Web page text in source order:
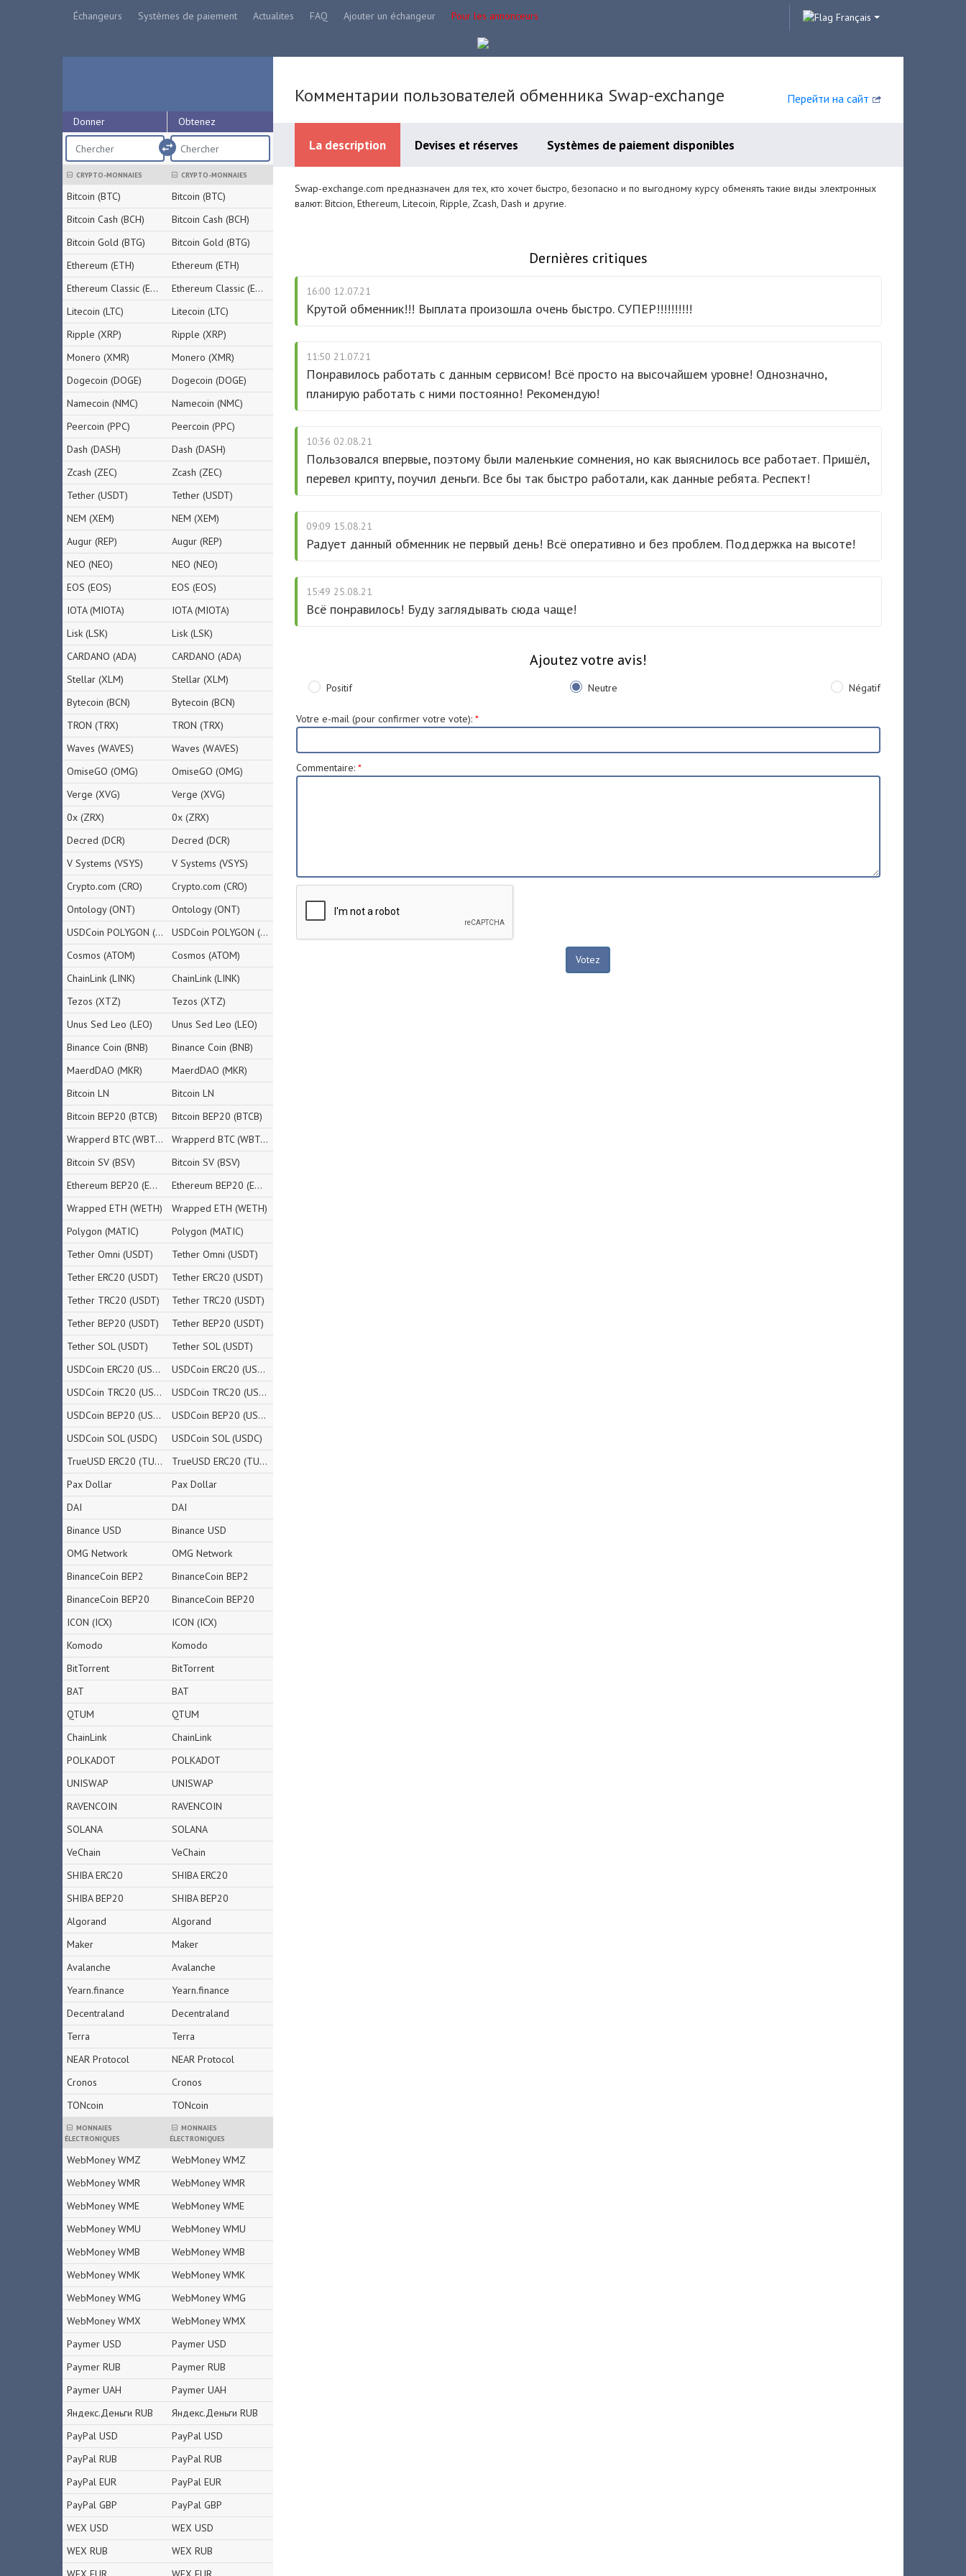
Échangeurs Systèmes de paiement Actualites FAQ Ajouter un échangeur Pour les annonceurs Français
Перейти на сайт
Комментарии пользователей обменника Swap-exchange
La description Devises et réserves Systèmes de paiement disponibles
Swap-exchange.com предназначен для тех, кто хочет быстро, безопасно и по выгодному курсу обменять такие виды электронных
валют: Bitcion, Ethereum, Litecoin, Ripple, Zcash, Dash и другие.
Dernières critiques
16:00 12.07.21
Крутой обменник!!! Выплата произошла очень быстро. СУПЕР!!!!!!!!!!
11:50 21.07.21
Понравилось работать с данным сервисом! Всё просто на высочайшем уровне! Однозначно,
планирую работать с ними постоянно! Рекомендую!
10:36 02.08.21
Пользовался впервые, поэтому были маленькие сомнения, но как выяснилось все работает. Пришёл,
перевел крипту, поучил деньги. Все бы так быстро работали, как данные ребята. Респект!
09:09 15.08.21
Радует данный обменник не первый день! Всё оперативно и без проблем. Поддержка на высоте!
15:49 25.08.21
Всё понравилось! Буду заглядывать сюда чаще!
Ajoutez votre avis!
Positif Neutre Négatif
Votre e-mail (pour confirmer votre vote): *
Commentaire: *
Donner Obtenez
import_export
CRYPTO-MONNAIES
Bitcoin (BTC)
Bitcoin Cash (BCH)
Bitcoin Gold (BTG)
Ethereum (ETH)
Ethereum Classic (ETC)
Litecoin (LTC)
Ripple (XRP)
Monero (XMR)
Dogecoin (DOGE)
Namecoin (NMC)
Peercoin (PPC)
Dash (DASH)
Zcash (ZEC)
Tether (USDT)
NEM (XEM)
Augur (REP)
NEO (NEO)
EOS (EOS)
IOTA (MIOTA)
Lisk (LSK)
CARDANO (ADA)
Stellar (XLM)
Bytecoin (BCN)
TRON (TRX)
Waves (WAVES)
OmiseGO (OMG)
Verge (XVG)
0x (ZRX)
Decred (DCR)
V Systems (VSYS)
Crypto.com (CRO)
Ontology (ONT)
USDCoin POLYGON (USDC)
Cosmos (ATOM)
ChainLink (LINK)
Tezos (XTZ)
Unus Sed Leo (LEO)
Binance Coin (BNB)
MaerdDAO (MKR)
Bitcoin LN
Bitcoin BEP20 (BTCB)
Wrapperd BTC (WBTC)
Bitcoin SV (BSV)
Ethereum BEP20 (ETH)
Wrapped ETH (WETH)
Polygon (MATIC)
Tether Omni (USDT)
Tether ERC20 (USDT)
Tether TRC20 (USDT)
Tether BEP20 (USDT)
Tether SOL (USDT)
USDCoin ERC20 (USDC)
USDCoin TRC20 (USDC)
USDCoin BEP20 (USDC)
USDCoin SOL (USDC)
TrueUSD ERC20 (TUSD)
Pax Dollar
DAI
Binance USD
OMG Network
BinanceCoin BEP2
BinanceCoin BEP20
ICON (ICX)
Komodo
BitTorrent
BAT
QTUM
ChainLink
POLKADOT
UNISWAP
RAVENCOIN
SOLANA
VeChain
SHIBA ERC20
SHIBA BEP20
Algorand
Maker
Avalanche
Yearn.finance
Decentraland
Terra
NEAR Protocol
Cronos
TONcoin
MONNAIES
ÉLECTRONIQUES
WebMoney WMZ
WebMoney WMR
WebMoney WME
WebMoney WMU
WebMoney WMB
WebMoney WMK
WebMoney WMG
WebMoney WMX
Paymer USD
Paymer RUB
Paymer UAH
Яндекс.Деньги RUB
PayPal USD
PayPal RUB
PayPal EUR
PayPal GBP
WEX USD
WEX RUB
CRYPTO-MONNAIES
Bitcoin (BTC)
Bitcoin Cash (BCH)
Bitcoin Gold (BTG)
Ethereum (ETH)
Ethereum Classic (ETC)
Litecoin (LTC)
Ripple (XRP)
Monero (XMR)
Dogecoin (DOGE)
Namecoin (NMC)
Peercoin (PPC)
Dash (DASH)
Zcash (ZEC)
Tether (USDT)
NEM (XEM)
Augur (REP)
NEO (NEO)
EOS (EOS)
IOTA (MIOTA)
Lisk (LSK)
CARDANO (ADA)
Stellar (XLM)
Bytecoin (BCN)
TRON (TRX)
Waves (WAVES)
OmiseGO (OMG)
Verge (XVG)
0x (ZRX)
Decred (DCR)
V Systems (VSYS)
Crypto.com (CRO)
Ontology (ONT)
USDCoin POLYGON (USDC)
Cosmos (ATOM)
ChainLink (LINK)
Tezos (XTZ)
Unus Sed Leo (LEO)
Binance Coin (BNB)
MaerdDAO (MKR)
Bitcoin LN
Bitcoin BEP20 (BTCB)
Wrapperd BTC (WBTC)
Bitcoin SV (BSV)
Ethereum BEP20 (ETH)
Wrapped ETH (WETH)
Polygon (MATIC)
Tether Omni (USDT)
Tether ERC20 (USDT)
Tether TRC20 (USDT)
Tether BEP20 (USDT)
Tether SOL (USDT)
USDCoin ERC20 (USDC)
USDCoin TRC20 (USDC)
USDCoin BEP20 (USDC)
USDCoin SOL (USDC)
TrueUSD ERC20 (TUSD)
Pax Dollar
DAI
Binance USD
OMG Network
BinanceCoin BEP2
BinanceCoin BEP20
ICON (ICX)
Komodo
BitTorrent
BAT
QTUM
ChainLink
POLKADOT
UNISWAP
RAVENCOIN
SOLANA
VeChain
SHIBA ERC20
SHIBA BEP20
Algorand
Maker
Avalanche
Yearn.finance
Decentraland
Terra
NEAR Protocol
Cronos
TONcoin
MONNAIES
ÉLECTRONIQUES
WebMoney WMZ
WebMoney WMR
WebMoney WME
WebMoney WMU
WebMoney WMB
WebMoney WMK
WebMoney WMG
WebMoney WMX
Paymer USD
Paymer RUB
Paymer UAH
Яндекс.Деньги RUB
PayPal USD
PayPal RUB
PayPal EUR
PayPal GBP
WEX USD
WEX RUB